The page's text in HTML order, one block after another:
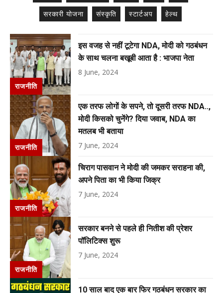
सरकारी योजना
संस्कृति स्टार्टअप हेल्थ
राजनीति
इस वजह से नहीं टूटेगा NDA, मोदी को गठबंधन
के साथ चलना बखूबी आता है : भाजपा नेता
8 June, 2024
राजनीति
एक तरफ लोगों के सपने, तो दूसरी तरफ NDA..,
मोदी किसको चुनेंगे? दिया जवाब, NDA का
मतलब भी बताया
7 June, 2024
राजनीति
चिराग पासवान ने मोदी की जमकर सराहना की,
अपने पिता का भी किया जिक्र
7 June, 2024
राजनीति
सरकार बनने से पहले ही नितीश की प्रेशर
पॉलिटिक्स शुरू
7 June, 2024
10 साल बाद एक बार फिर गठबंधन सरकार का